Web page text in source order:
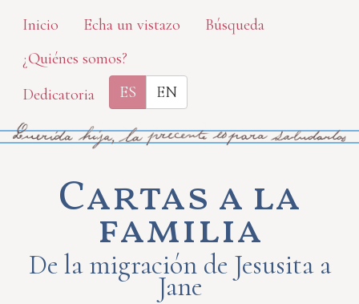
Skip
main
content
Inicio Echa un vistazo
Búsqueda
¿Quiénes somos?
Dedicatoria
ES EN
Cartas a la
familia
De la migración de Jesusita a
Jane